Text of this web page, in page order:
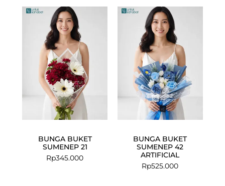
BUNGA BUKET
SUMENEP 21
Rp345.000
BUNGA BUKET
SUMENEP 42
ARTIFICIAL
Rp525.000